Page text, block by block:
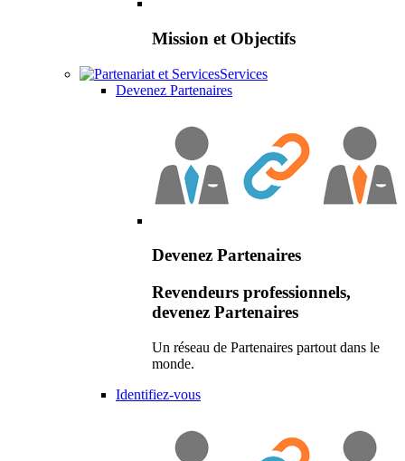
Mission et Objectifs
Services
Devenez Partenaires
Devenez Partenaires
Revendeurs professionnels,
devenez Partenaires
Un réseau de Partenaires partout dans le
monde.
Identifiez-vous